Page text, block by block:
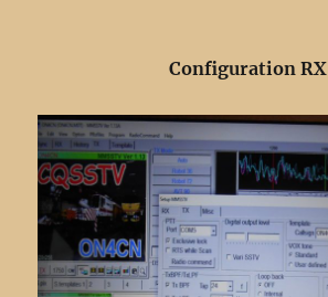
Configuration RX